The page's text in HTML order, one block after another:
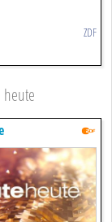
ZDF
heute